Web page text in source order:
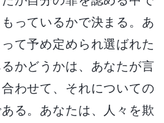
っているかで決まる。あ
て予め定められ選ばれた
かどうかは、あなたが言
わせて、それについての
る。あなたは、人々を欺